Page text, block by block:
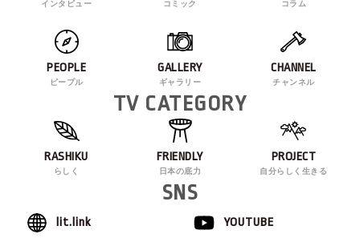
インタビュー コミック コラム
PEOPLE
ピープル
GALLERY
ギャラリー
CHANNEL
チャンネル
TV CATEGORY
RASHIKU
らしく
FRIENDLY
日本の底力
PROJECT
自分らしく生きる
SNS
lit.link YOUTUBE